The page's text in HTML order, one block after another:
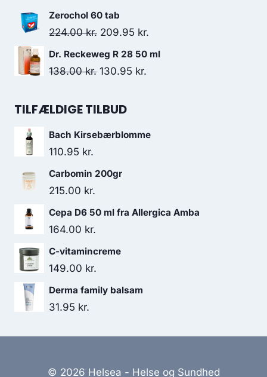
138.00 kr..
oprindelige
pris
129.95 kr..
pris
Zerochol 60 tab
224.00kr. Den
oprindelige
pris
224.00 kr..
209.95 kr.
aktuelle
Dr. Reckeweg R 28 50 ml
138.00kr. Den
pris
138.00 kr..
130.95 kr.
130.95 kr..
TILFÆLDIGE TILBUD
Bach Kirsebærblomme
110.95 kr.
Carbomin 200gr
215.00 kr.
Cepa D6 50 ml fra Allergica Amba
164.00 kr.
C-vitamincreme
149.00 kr.
Derma family balsam
31.95 kr.
© 2026 Helsea - Helse og Sundhed